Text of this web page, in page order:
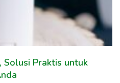
Solusi Praktis untuk